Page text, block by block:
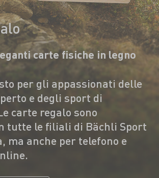
carte fisiche in legno
per gli appassionati delle
e degli sport di
carte regalo sono
tutte le filiali di Bächli Sport
ma anche per telefono e